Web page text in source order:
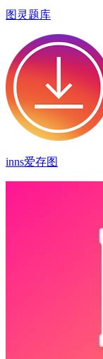
图灵题库
inns爱存图